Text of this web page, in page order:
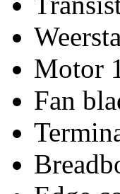
Motor
Fan